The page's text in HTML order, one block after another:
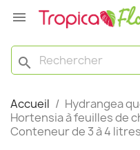

search
Accueil
Hydrangea
Hortensia à feuilles de
Conteneur de 3 à 4 litres